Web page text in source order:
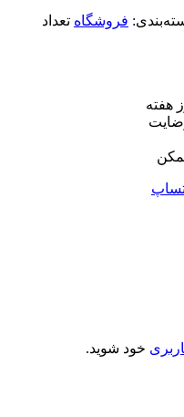
فروشگاه تعداد
خود شوید.